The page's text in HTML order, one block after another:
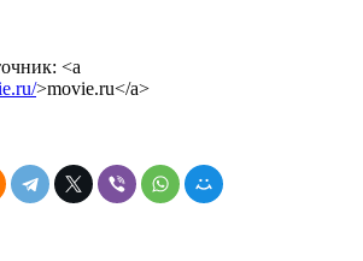
<a
>movie.ru</a>